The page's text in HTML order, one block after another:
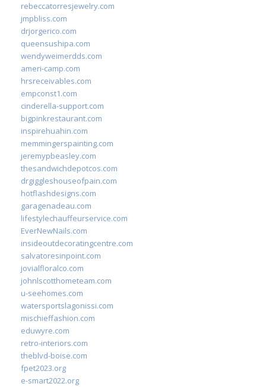
rebeccatorresjewelry.com
jmpbliss.com
drjorgerico.com
queensushipa.com
wendyweimerdds.com
ameri-camp.com
hrsreceivables.com
empconst1.com
cinderella-support.com
bigpinkrestaurant.com
inspirehuahin.com
memmingerspainting.com
jeremypbeasley.com
thesandwichdepotcos.com
drgiggleshouseofpain.com
hotflashdesigns.com
garagenadeau.com
lifestylechauffeurservice.com
EverNewNails.com
insideoutdecoratingcentre.com
salvatoresinpoint.com
jovialfloralco.com
johnlscotthometeam.com
u-seehomes.com
watersportslagonissi.com
mischieffashion.com
eduwyre.com
retro-interiors.com
theblvd-boise.com
fpet2023.org
e-smart2022.org